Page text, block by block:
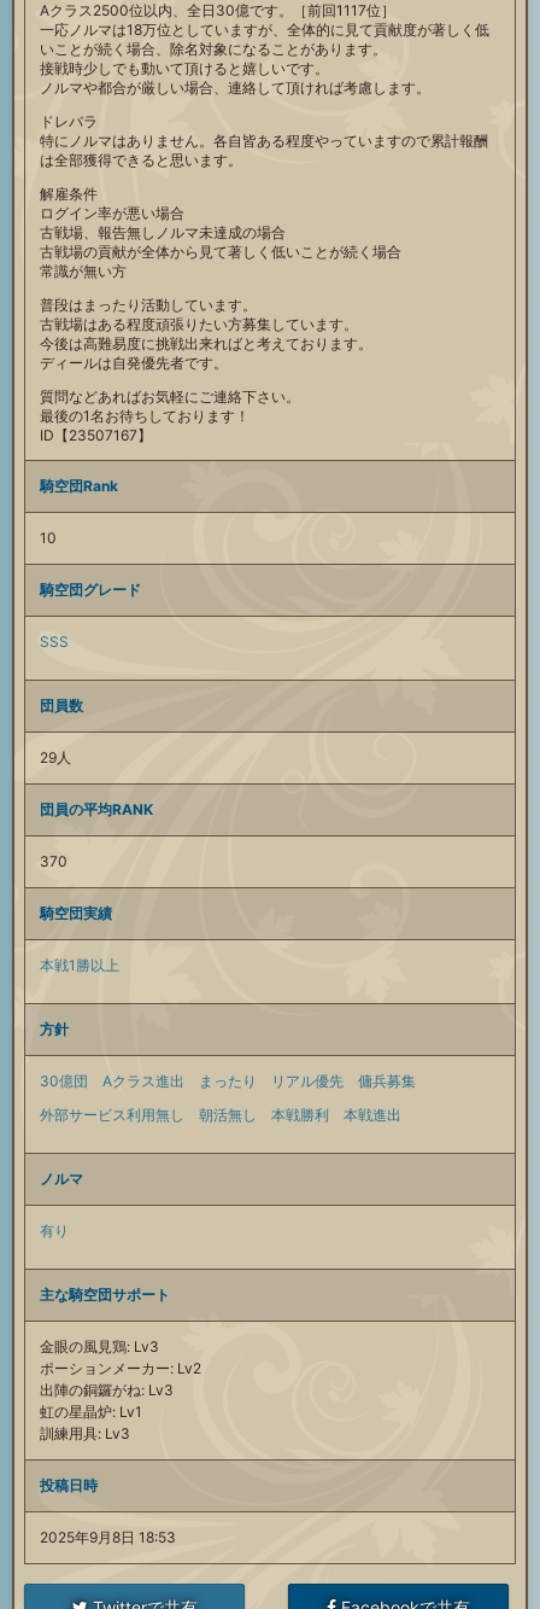
Aクラス2500位以内、全日30億です。［前回1117位］
一応ノルマは18万位としていますが、全体的に見て貢献度が著しく低
いことが続く場合、除名対象になることがあります。
接戦時少しでも動いて頂けると嬉しいです。
ノルマや都合が厳しい場合、連絡して頂ければ考慮します。
ドレバラ
特にノルマはありません。各自皆ある程度やっていますので累計報酬
は全部獲得できると思います。
解雇条件
ログイン率が悪い場合
古戦場、報告無しノルマ未達成の場合
古戦場の貢献が全体から見て著しく低いことが続く場合
常識が無い方
普段はまったり活動しています。
古戦場はある程度頑張りたい方募集しています。
今後は高難易度に挑戦出来ればと考えております。
ディールは自発優先者です。
質問などあればお気軽にご連絡下さい。
最後の1名お待ちしております！
ID【23507167】
騎空団Rank
10
騎空団グレード
SSS
団員数
29人
団員の平均RANK
370
騎空団実績
本戦1勝以上
方針
30億団 Aクラス進出 まったり リアル優先
傭兵募集
外部サービス利用無し
朝活無し 本戦勝利 本戦進出
ノルマ
有り
主な騎空団サポート
金眼の風見鶏: Lv3
ポーションメーカー: Lv2
出陣の銅鑼がね: Lv3
虹の星晶炉: Lv1
訓練用具: Lv3
投稿日時
2025年9月8日 18:53